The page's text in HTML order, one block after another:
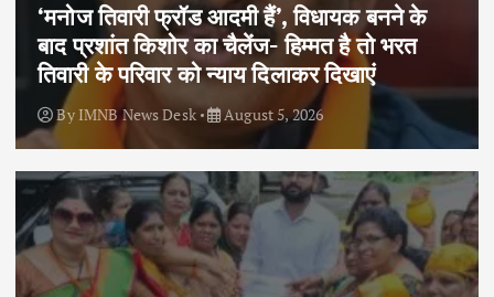
‘मनोज तिवारी फ्रॉड आदमी हैं’, विधायक बनने के
बाद प्रशांत किशोर का चैलेंज- हिम्मत है तो भरत
तिवारी के परिवार को न्याय दिलाकर दिखाएं
By IMNB News Desk August 5, 2026